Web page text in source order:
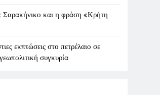
και η φράση «Κρήτη
εκπτώσεις στο πετρέλαιο σε
συγκυρία